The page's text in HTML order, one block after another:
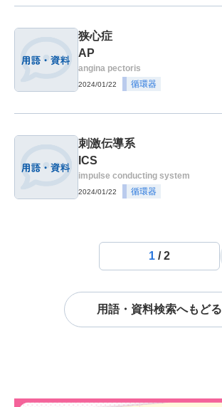
狭心症
AP
angina pectoris
2024/01/22 循環器
刺激伝導系
ICS
impulse conducting system
2024/01/22 循環器
1 /2
用語・資料検索へもどる